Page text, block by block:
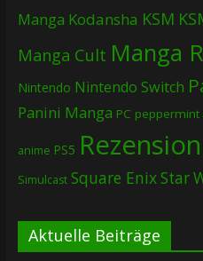
Manga Kodansha KSM
Manga Cult Manga
Nintendo Nintendo Switch
Panini Manga PC peppermint
anime PS5 Rezension
Simulcast Square EnixStar
Aktuelle Beiträge